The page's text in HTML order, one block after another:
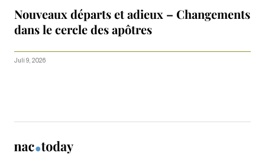
Nouveaux départs et adieux – Changements
dans le cercle des apôtres
Juli 9, 2026